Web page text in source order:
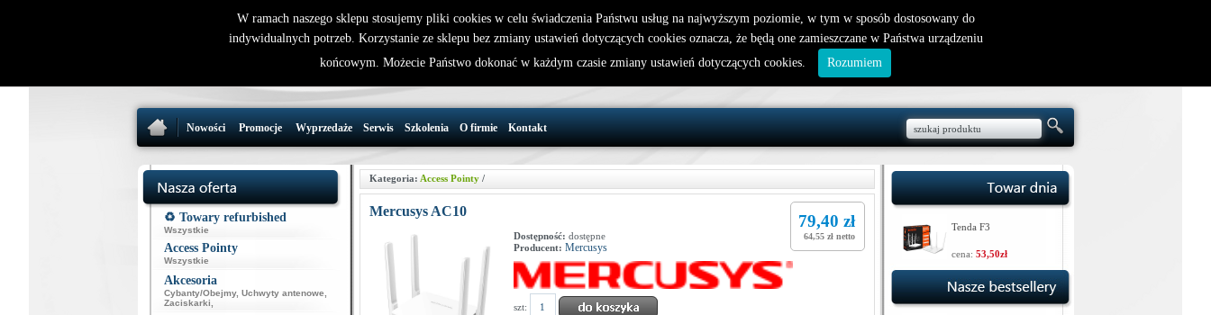
nowy klient
32 721 86 72
support@wirelesslan.com.pl
W koszyku jest 0 produktów(y)
Nowości Promocje Wyprzedaże Serwis Szkolenia O firmie Kontakt
♻️ Towary refurbished
Wszystkie
Access Pointy
Wszystkie
Akcesoria
Cybanty/Obejmy, Uchwyty antenowe
Zaciskarki
Kategoria: Access Pointy /
Mercusys AC10
79,40 zł
64,55 zł netto
Dostępność: dostępne
Producent: Mercusys
szt:
Tenda F3
cena: 53,50zł
W ramach naszego sklepu stosujemy pliki cookies w celu świadczenia Państwu usług na najwyższym poziomie, w tym w sposób dostosowany do
indywidualnych potrzeb. Korzystanie ze sklepu bez zmiany ustawień dotyczących cookies oznacza, że będą one zamieszczane w Państwa urządzeniu
końcowym. Możecie Państwo dokonać w każdym czasie zmiany ustawień dotyczących cookies.
Rozumiem